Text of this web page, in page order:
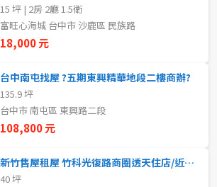
15 坪 | 2房 2廳 1.5衛
富旺心海城 台中市 沙鹿區 民族路
18,000 元
台中南屯找屋 ?五期東興精華地段二樓商辦?
135.9 坪
台中市 南屯區 東興路二段
108,800 元
新竹售屋租屋 竹科光復路商圈透天住店/近老爺酒店
40 坪